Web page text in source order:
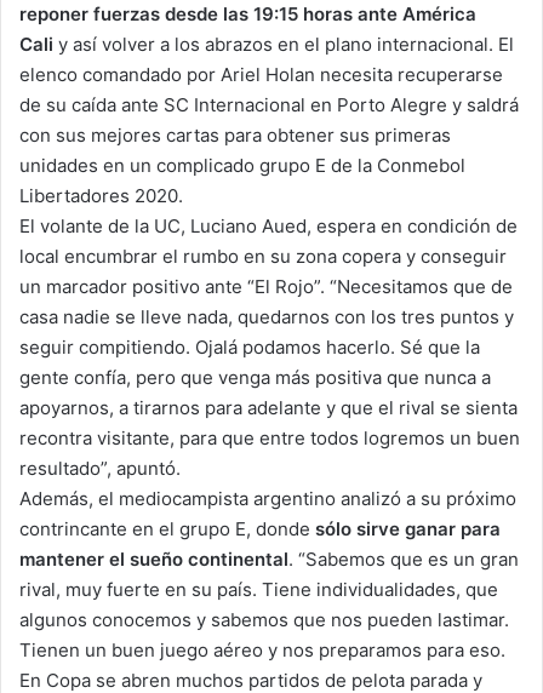
reponer fuerzas desde las 19:15 horas ante América
Cali y así volver a los abrazos en el plano internacional. El
elenco comandado por Ariel Holan necesita recuperarse
de su caída ante SC Internacional en Porto Alegre y saldrá
con sus mejores cartas para obtener sus primeras
unidades en un complicado grupo E de la Conmebol
Libertadores 2020.
El volante de la UC, Luciano Aued, espera en condición de
local encumbrar el rumbo en su zona copera y conseguir
un marcador positivo ante “El Rojo”. “Necesitamos que de
casa nadie se lleve nada, quedarnos con los tres puntos y
seguir compitiendo. Ojalá podamos hacerlo. Sé que la
gente confía, pero que venga más positiva que nunca a
apoyarnos, a tirarnos para adelante y que el rival se sienta
recontra visitante, para que entre todos logremos un buen
resultado”, apuntó.
Además, el mediocampista argentino analizó a su próximo
contrincante en el grupo E, donde sólo sirve ganar para
mantener el sueño continental. “Sabemos que es un gran
rival, muy fuerte en su país. Tiene individualidades, que
algunos conocemos y sabemos que nos pueden lastimar.
Tienen un buen juego aéreo y nos preparamos para eso.
En Copa se abren muchos partidos de pelota parada y